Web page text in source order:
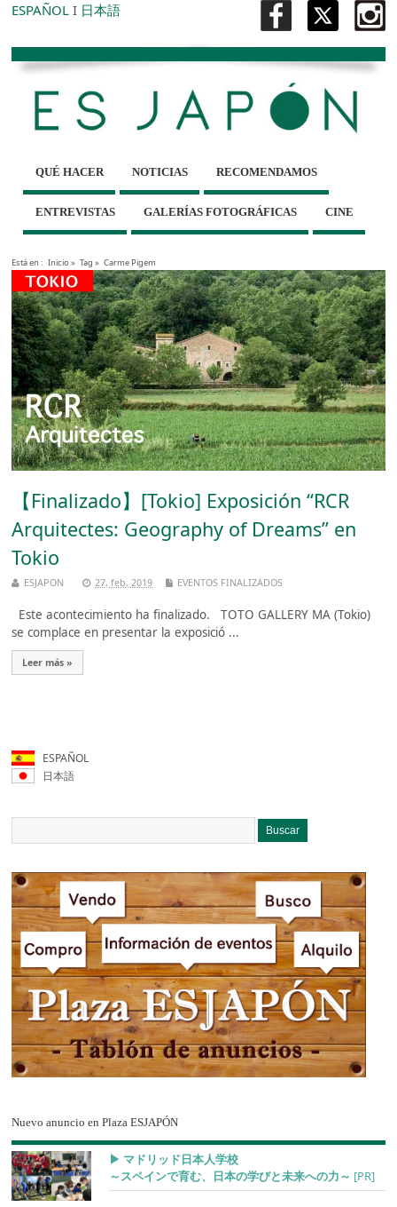
ESPAÑOL I 日本語
QUÉ HACER NOTICIAS RECOMENDAMOS
ENTREVISTAS GALERÍAS FOTOGRÁFICAS CINE
Está en : Inicio» Tag » Carme Pigem
【Finalizado】[Tokio] Exposición “RCR
Arquitectes: Geography of Dreams” en
Tokio
ESJAPON 27, feb, 2019 EVENTOS FINALIZADOS
Este acontecimiento ha finalizado. TOTO GALLERY MA (Tokio)
se complace en presentar la exposició ...
Leer más »
ESPAÑOL
日本語
Nuevo anuncio en Plaza ESJAPÓN
▶︎ マドリッド日本人学校
～スペインで育む、日本の学びと未来への力～ [PR]